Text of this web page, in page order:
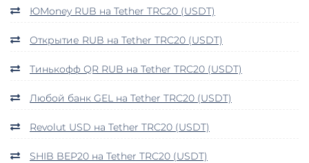
ЮMoney RUB на Tether TRC20 (USDT)
Открытие RUB на Tether TRC20 (USDT)
Тинькофф QR RUB на Tether TRC20 (USDT)
Любой банк GEL на Tether TRC20 (USDT)
Revolut USD на Tether TRC20 (USDT)
SHIB BEP20 на Tether TRC20 (USDT)